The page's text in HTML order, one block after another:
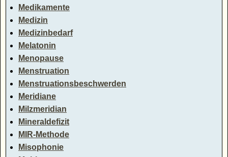
Medikamente
Medizin
Medizinbedarf
Melatonin
Menopause
Menstruation
Menstruationsbeschwerden
Meridiane
Milzmeridian
Mineraldefizit
MIR-Methode
Misophonie